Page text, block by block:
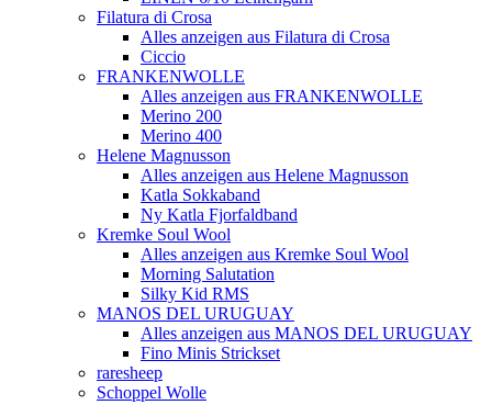
Filatura di Crosa
Alles anzeigen aus Filatura di Crosa
Ciccio
FRANKENWOLLE
Alles anzeigen aus FRANKENWOLLE
Merino 200
Merino 400
Helene Magnusson
Alles anzeigen aus Helene Magnusson
Katla Sokkaband
Ny Katla Fjorfaldband
Kremke Soul Wool
Alles anzeigen aus Kremke Soul Wool
Morning Salutation
Silky Kid RMS
MANOS DEL URUGUAY
Alles anzeigen aus MANOS DEL URUGUAY
Fino Minis Strickset
raresheep
Schoppel Wolle